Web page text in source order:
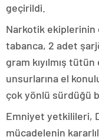
geçirildi.
Narkotik ekiplerinin
tabanca, 2 adet
gram kıyılmış
unsurlarına el
çok yönlü sürdüğü
Emniyet yetkilileri,
mücadelenin